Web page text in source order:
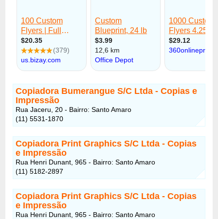
Copiadora Bumerangue S/C Ltda - Copias e
Impressão
Rua Jaceru, 20 - Bairro: Santo Amaro
(11) 5531-1870
Copiadora Print Graphics S/C Ltda - Copias
e Impressão
Rua Henri Dunant, 965 - Bairro: Santo Amaro
(11) 5182-2897
Copiadora Print Graphics S/C Ltda - Copias
e Impressão
Rua Henri Dunant, 965 - Bairro: Santo Amaro